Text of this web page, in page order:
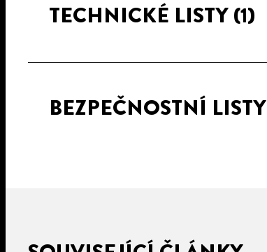
TECHNICKÉ LISTY(1)
BEZPEČNOSTNÍ LISTY